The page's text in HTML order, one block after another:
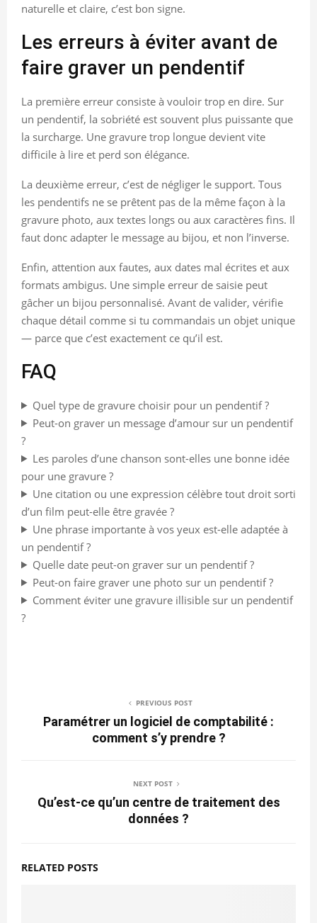
naturelle et claire, c’est bon signe.
Les erreurs à éviter avant de
faire graver un pendentif
La première erreur consiste à vouloir trop en dire. Sur
un pendentif, la sobriété est souvent plus puissante que
la surcharge. Une gravure trop longue devient vite
difficile à lire et perd son élégance.
La deuxième erreur, c’est de négliger le support. Tous
les pendentifs ne se prêtent pas de la même façon à la
gravure photo, aux textes longs ou aux caractères fins. Il
faut donc adapter le message au bijou, et non l’inverse.
Enfin, attention aux fautes, aux dates mal écrites et aux
formats ambigus. Une simple erreur de saisie peut
gâcher un bijou personnalisé. Avant de valider, vérifie
chaque détail comme si tu commandais un objet unique
— parce que c’est exactement ce qu’il est.
FAQ
Quel type de gravure choisir pour un pendentif ?
Peut-on graver un message d’amour sur un pendentif
?
Les paroles d’une chanson sont-elles une bonne idée
pour une gravure ?
Une citation ou une expression célèbre tout droit sorti
d’un film peut-elle être gravée ?
Une phrase importante à vos yeux est-elle adaptée à
un pendentif ?
Quelle date peut-on graver sur un pendentif ?
Peut-on faire graver une photo sur un pendentif ?
Comment éviter une gravure illisible sur un pendentif
?
PREVIOUS POST
Paramétrer un logiciel de comptabilité :
comment s’y prendre ?
NEXT POST
Qu’est-ce qu’un centre de traitement des
données ?
RELATED POSTS